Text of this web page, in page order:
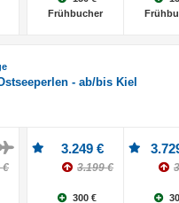
Frühbucher
- ab/bis Kiel
€
3.249 €
3.199 €
300 €